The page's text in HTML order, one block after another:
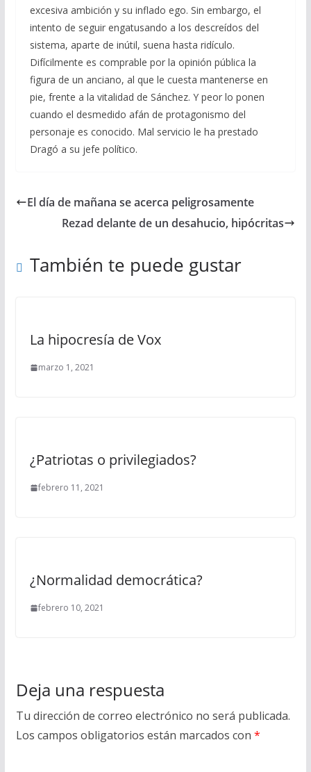
excesiva ambición y su inflado ego. Sin embargo, el
intento de seguir engatusando a los descreídos del
sistema, aparte de inútil, suena hasta ridículo.
Difícilmente es comprable por la opinión pública la
figura de un anciano, al que le cuesta mantenerse en
pie, frente a la vitalidad de Sánchez. Y peor lo ponen
cuando el desmedido afán de protagonismo del
personaje es conocido. Mal servicio le ha prestado
Dragó a su jefe político.
El día de mañana se acerca peligrosamente
Rezad delante de un desahucio, hipócritas
También te puede gustar
La hipocresía de Vox
marzo 1, 2021
¿Patriotas o privilegiados?
febrero 11, 2021
¿Normalidad democrática?
febrero 10, 2021
Deja una respuesta
Tu dirección de correo electrónico no será publicada.
Los campos obligatorios están marcados con *